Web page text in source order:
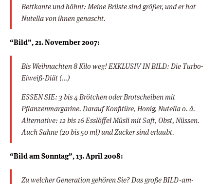
Bettkante und höhnt: Meine Brüste sind größer, und er hat
Nutella von ihnen genascht.
“Bild”, 21. November 2007:
Bis Weihnachten 8 Kilo weg! EXKLUSIV IN BILD: Die Turbo-
Eiweiß-Diät (…)
ESSEN SIE: 3 bis 4 Brötchen oder Brotscheiben mit
Pflanzenmargarine. Darauf Konfitüre, Honig, Nutella o. ä.
Alternative: 12 bis 16 Esslöffel Müsli mit Saft, Obst, Nüssen.
Auch Sahne (20 bis 50 ml) und Zucker sind erlaubt.
“Bild am Sonntag”, 13. April 2008:
Zu welcher Generation gehören Sie? Das große BILD-am-